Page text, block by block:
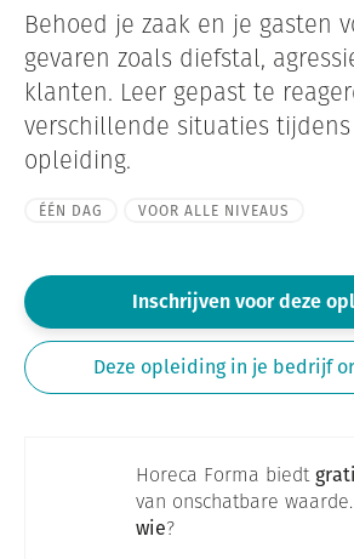
Behoed je zaak en je gasten
gevaren zoals diefstal,
klanten. Leer gepast te
verschillende situaties tijdens
opleiding.
ÉÉN DAG VOOR ALLE NIVEAUS
Inschrijven voor deze
Deze opleiding in je bedrijf
Horeca Forma biedt
van onschatbare
wie?